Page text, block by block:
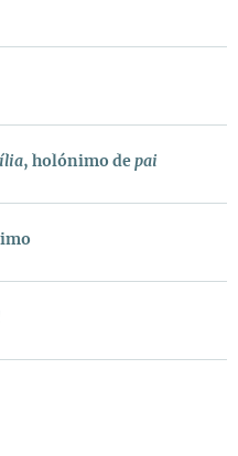
, holónimo de pai